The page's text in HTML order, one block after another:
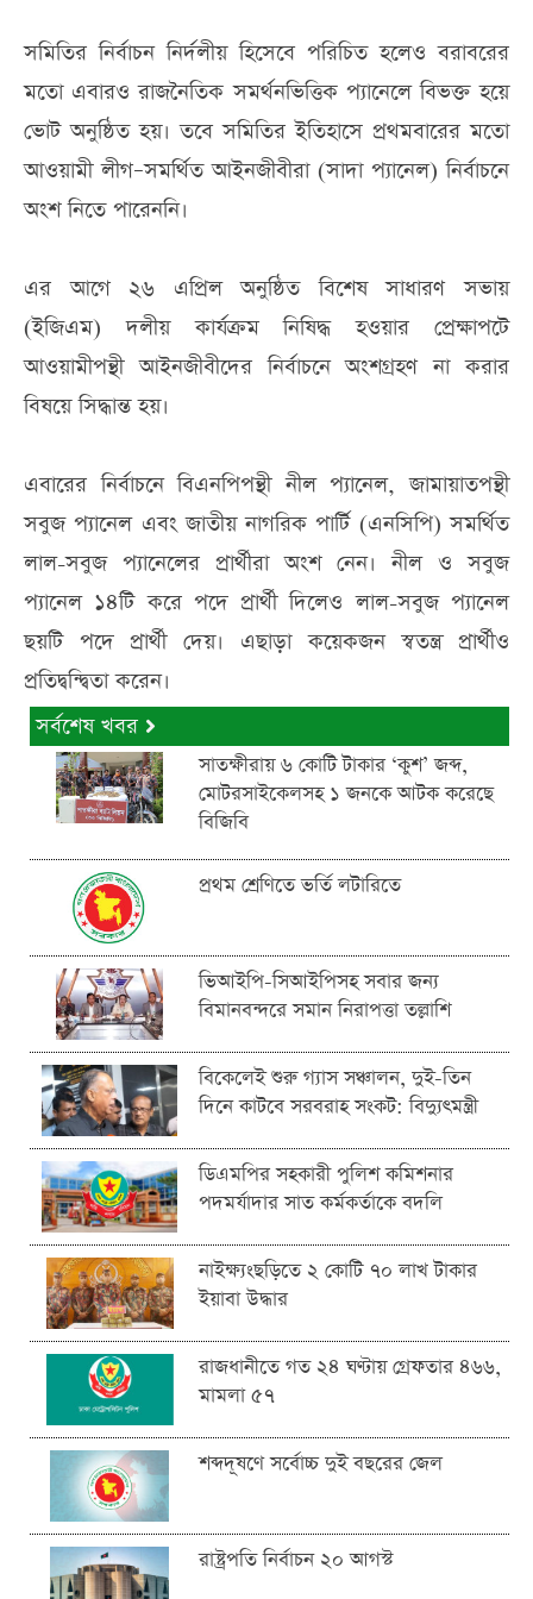
সমিতির নির্বাচন নির্দলীয় হিসেবে পরিচিত হলেও বরাবরের
মতো এবারও রাজনৈতিক সমর্থনভিত্তিক প্যানেলে বিভক্ত হয়ে
ভোট অনুষ্ঠিত হয়। তবে সমিতির ইতিহাসে প্রথমবারের মতো
আওয়ামী লীগ–সমর্থিত আইনজীবীরা (সাদা প্যানেল) নির্বাচনে
অংশ নিতে পারেননি।
এর আগে ২৬ এপ্রিল অনুষ্ঠিত বিশেষ সাধারণ সভায়
(ইজিএম) দলীয় কার্যক্রম নিষিদ্ধ হওয়ার প্রেক্ষাপটে
আওয়ামীপন্থী আইনজীবীদের নির্বাচনে অংশগ্রহণ না করার
বিষয়ে সিদ্ধান্ত হয়।
এবারের নির্বাচনে বিএনপিপন্থী নীল প্যানেল, জামায়াতপন্থী
সবুজ প্যানেল এবং জাতীয় নাগরিক পার্টি (এনসিপি) সমর্থিত
লাল-সবুজ প্যানেলের প্রার্থীরা অংশ নেন। নীল ও সবুজ
প্যানেল ১৪টি করে পদে প্রার্থী দিলেও লাল-সবুজ প্যানেল
ছয়টি পদে প্রার্থী দেয়। এছাড়া কয়েকজন স্বতন্ত্র প্রার্থীও
প্রতিদ্বন্দ্বিতা করেন।
সর্বশেষ খবর
সাতক্ষীরায় ৬ কোটি টাকার ‘কুশ’ জব্দ,
মোটরসাইকেলসহ ১ জনকে আটক করেছে
বিজিবি
প্রথম শ্রেণিতে ভর্তি লটারিতে
ভিআইপি-সিআইপিসহ সবার জন্য
বিমানবন্দরে সমান নিরাপত্তা তল্লাশি
বিকেলেই শুরু গ্যাস সঞ্চালন, দুই-তিন
দিনে কাটবে সরবরাহ সংকট: বিদ্যুৎমন্ত্রী
ডিএমপির সহকারী পুলিশ কমিশনার
পদমর্যাদার সাত কর্মকর্তাকে বদলি
নাইক্ষ্যংছড়িতে ২ কোটি ৭০ লাখ টাকার
ইয়াবা উদ্ধার
রাজধানীতে গত ২৪ ঘণ্টায় গ্রেফতার ৪৬৬,
মামলা ৫৭
শব্দদূষণে সর্বোচ্চ দুই বছরের জেল
রাষ্ট্রপতি নির্বাচন ২০ আগস্ট